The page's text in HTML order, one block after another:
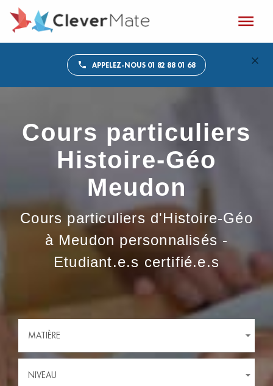
APPELEZ-NOUS 01 82 88 01 68
Cours particuliers
Histoire-Géo
Meudon
Cours particuliers d'Histoire-Géo
à Meudon personnalisés -
Etudiant.e.s certifié.e.s
MATIÈRE
NIVEAU